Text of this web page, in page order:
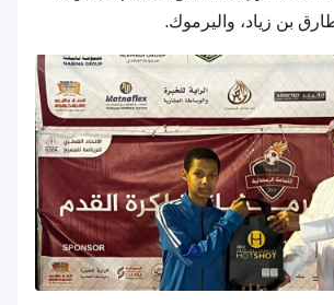
بن زياد، واليرموك.